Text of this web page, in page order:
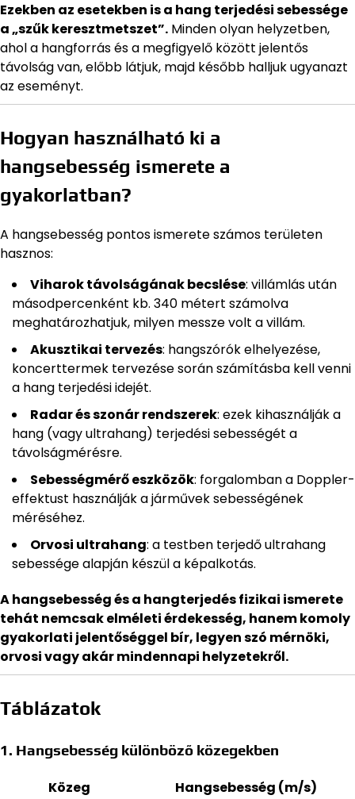
Ezekben az esetekben is a hang terjedési sebessége
a „szűk keresztmetszet”. Minden olyan helyzetben,
ahol a hangforrás és a megfigyelő között jelentős
távolság van, előbb látjuk, majd később halljuk ugyanazt
az eseményt.
Hogyan használható ki a
hangsebesség ismerete a
gyakorlatban?
A hangsebesség pontos ismerete számos területen
hasznos:
Viharok távolságának becslése: villámlás után
másodpercenként kb. 340 métert számolva
meghatározhatjuk, milyen messze volt a villám.
Akusztikai tervezés: hangszórók elhelyezése,
koncerttermek tervezése során számításba kell venni
a hang terjedési idejét.
Radar és szonár rendszerek: ezek kihasználják a
hang (vagy ultrahang) terjedési sebességét a
távolságmérésre.
Sebességmérő eszközök: forgalomban a Doppler-
effektust használják a járművek sebességének
méréséhez.
Orvosi ultrahang: a testben terjedő ultrahang
sebessége alapján készül a képalkotás.
A hangsebesség és a hangterjedés fizikai ismerete
tehát nemcsak elméleti érdekesség, hanem komoly
gyakorlati jelentőséggel bír, legyen szó mérnöki,
orvosi vagy akár mindennapi helyzetekről.
Táblázatok
1. Hangsebesség különböző közegekben
Közeg
Hangsebesség (m/s)